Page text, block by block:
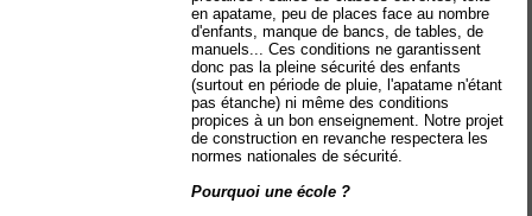
en apatame, peu de places face au nombre
d'enfants, manque de bancs, de tables, de
manuels... Ces conditions ne garantissent
donc pas la pleine sécurité des enfants
(surtout en période de pluie, l'apatame n'étant
pas étanche) ni même des conditions
propices à un bon enseignement. Notre projet
de construction en revanche respectera les
normes nationales de sécurité.
Pourquoi une école ?